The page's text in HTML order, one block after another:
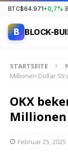
BTC$64.971+0,7%
B BLOCK-
STARTSEITE
Millionen Dollar
OKX
Februar 25, 2025